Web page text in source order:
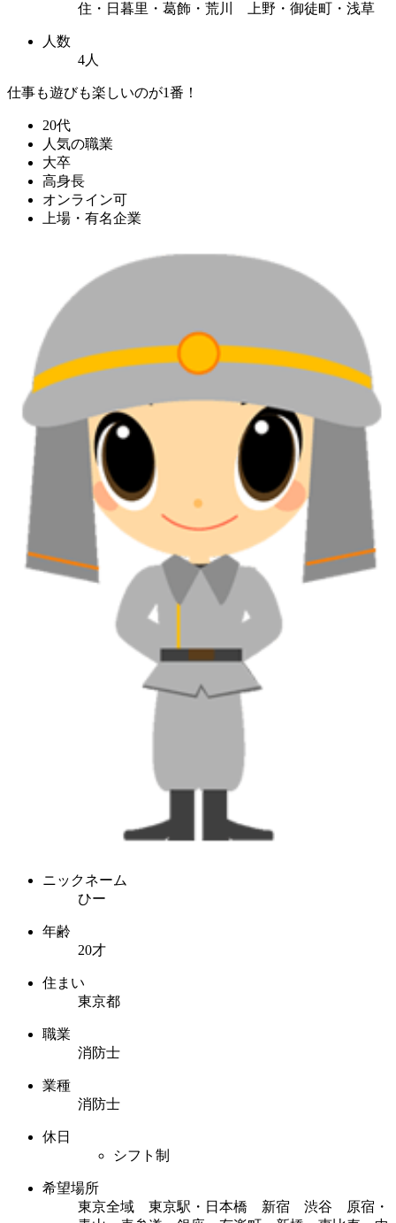
住・日暮里・葛飾・荒川 上野・御徒町・浅草
人数
4人
仕事も遊びも楽しいのが1番！
20代
人気の職業
大卒
高身長
オンライン可
上場・有名企業
ニックネーム
ひー
年齢
20才
住まい
東京都
職業
消防士
業種
消防士
休日
シフト制
希望場所
東京全域 東京駅・日本橋 新宿 渋谷 原宿・